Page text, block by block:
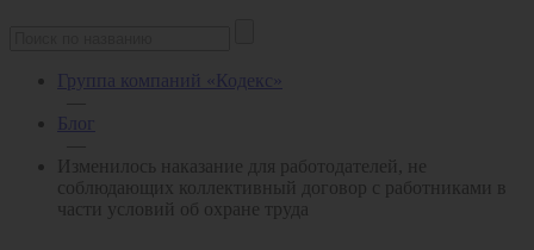
Группа компаний «Кодекс»
Блог
Изменилось наказание для работодателей, не
соблюдающих коллективный договор с работниками в
части условий об охране труда